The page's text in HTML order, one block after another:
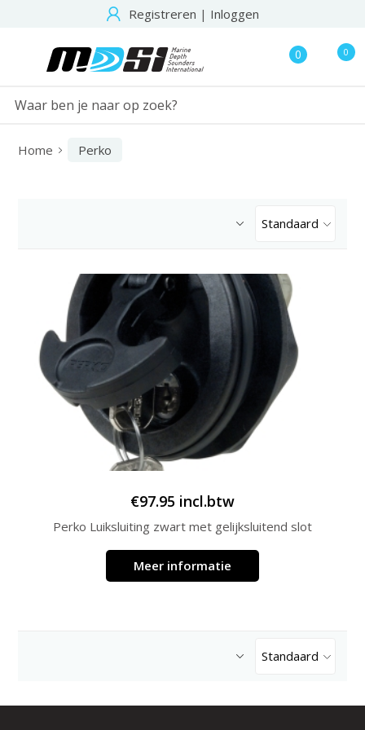
Registreren | Inloggen
0 0
Home Perko
Standaard
€97.95 incl.btw
Perko Luiksluiting zwart met gelijksluitend slot
Meer informatie
Standaard